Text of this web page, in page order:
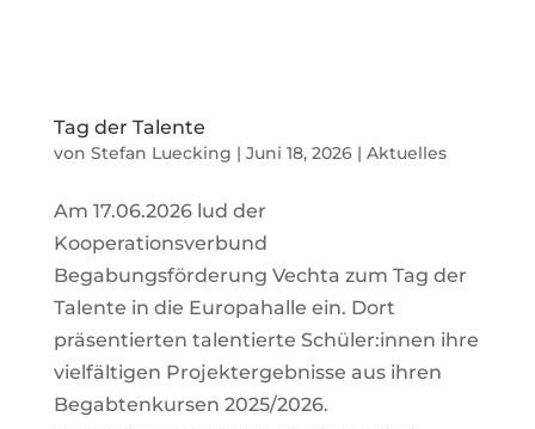
Tag der Talente
von Stefan Luecking | Juni 18, 2026| Aktuelles
Am 17.06.2026 lud der
Kooperationsverbund
Begabungsförderung Vechta zum Tag der
Talente in die Europahalle ein. Dort
präsentierten talentierte Schüler:innen ihre
vielfältigen Projektergebnisse aus ihren
Begabtenkursen 2025/2026.